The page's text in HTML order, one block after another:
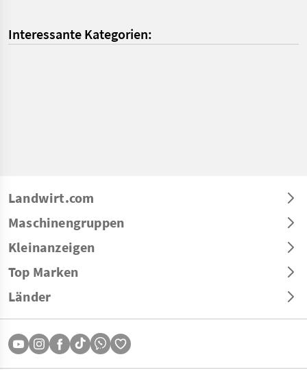
Interessante Kategorien:
Landwirt.com
Maschinengruppen
Kleinanzeigen
Top Marken
Länder